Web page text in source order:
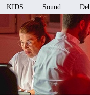
KIDS Sound